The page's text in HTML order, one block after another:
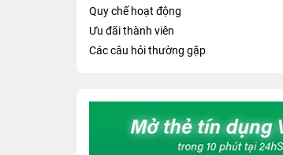
Quy chế hoạt động
Ưu đãi thành viên
Các câu hỏi thường gặp